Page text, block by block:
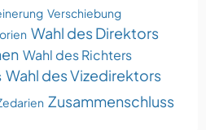
Verschiebung
Wahl des Direktors
Wahl des Richters
Wahl des Vizedirektors
Zusammenschluss